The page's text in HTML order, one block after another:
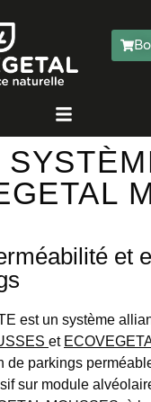
et
est un système
et
de parkings
sur module